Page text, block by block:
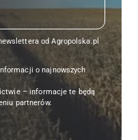
od Agropolska.pl
o najnowszych
– informacje te będą
partnerów.